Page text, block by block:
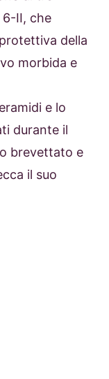
6-II, che
della
morbida e
e lo
durante il
brevettato e
il suo